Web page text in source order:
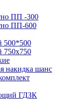
ПП -300
ПП-600
500*500
750х750
накидка шанс
ГДЗК